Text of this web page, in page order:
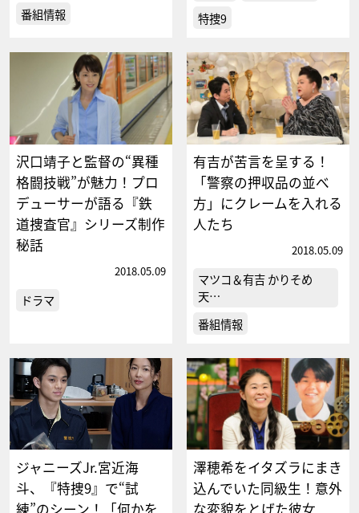
番組情報
特捜9
沢口靖子と監督の“異種
格闘技戦”が魅力！プロ
デューサーが語る『鉄
道捜査官』シリーズ制作
秘話
2018.05.09
ドラマ
有吉が苦言を呈する！
「警察の押収品の並べ
方」にクレームを入れる
人たち
2018.05.09
マツコ＆有吉 かりそめ
天…
番組情報
ジャニーズJr.宮近海
斗、『特捜9』で“試
練”のシーン！「何かを
澤穂希をイタズラにまき
込んでいた同級生！意外
な変貌をとげた彼女